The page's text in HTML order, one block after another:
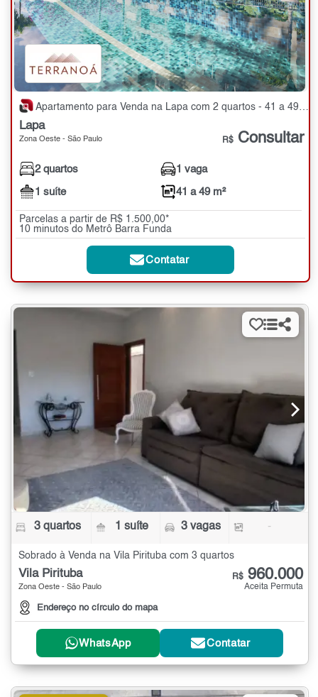
Apartamento para Venda na Lapa com 2 quartos - 41 a 49 m²
Lapa
Zona Oeste - São Paulo R$ Consultar
2 quartos
1 suíte
1 vaga
41 a 49 m²
Parcelas a partir de R$ 1.500,00*
10 minutos do Metrô Barra Funda
Contatar
3 quartos 1 suíte 3 vagas -
Sobrado à Venda na Vila Pirituba com 3 quartos
Vila Pirituba
Zona Oeste - São Paulo
Endereço no círculo do mapa
R$ 960.000
Aceita Permuta
WhatsApp Contatar